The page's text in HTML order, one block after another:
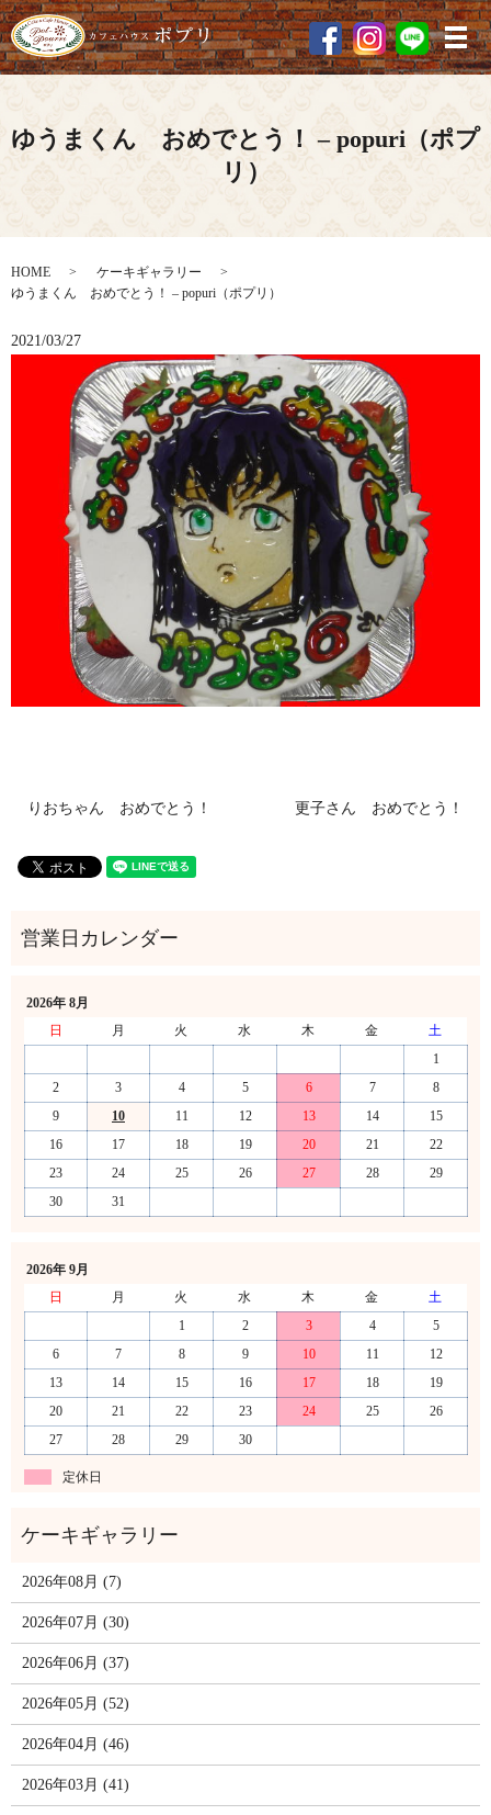
メ
ゆうまくん おめでとう！ – popuri（ポプ
リ）
HOME
ケーキギャラリー
ゆうまくん おめでとう！ – popuri（ポプリ）
2021/03/27
りおちゃん おめでとう！ 更子さん おめでとう！
2026年 8月
日
月 火 水 木 金
土
1
2
3 4 5 6 7
8
9
10 11 12 13 14
15
16
17 18 19 20 21
22
23
24 25 26 27 28
29
30
31
2026年 9月
日
月 火 水 木 金
土
1
2 3 4
5
6
7 8 9 10 11
12
13
14 15 16 17 18
19
20
21 22 23 24 25
26
27
28 29 30
定休日
2026年08月 (7)
2026年07月 (30)
2026年06月 (37)
2026年05月 (52)
2026年04月 (46)
2026年03月 (41)